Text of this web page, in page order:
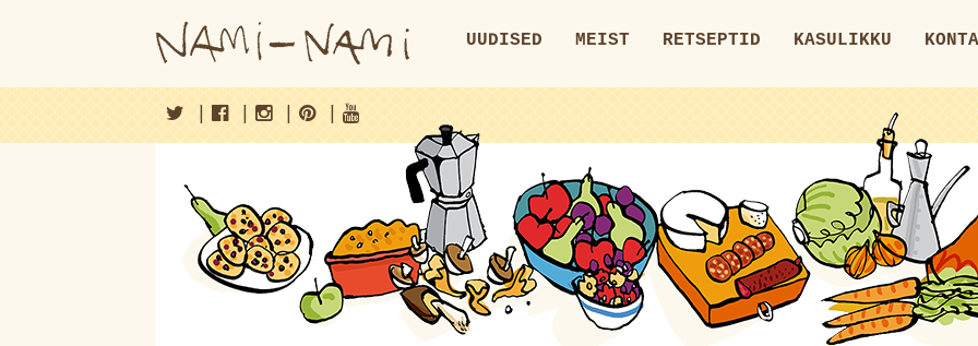
UUDISED MEIST RETSEPTID KASULIKKU
| | | |